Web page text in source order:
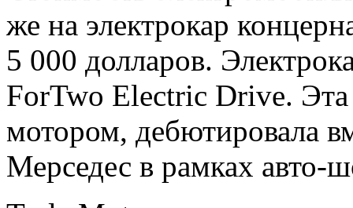
же на электрокар
5 000 долларов.
ForTwo Electric Drive.
мотором, дебютировала
Мерседес в рамках